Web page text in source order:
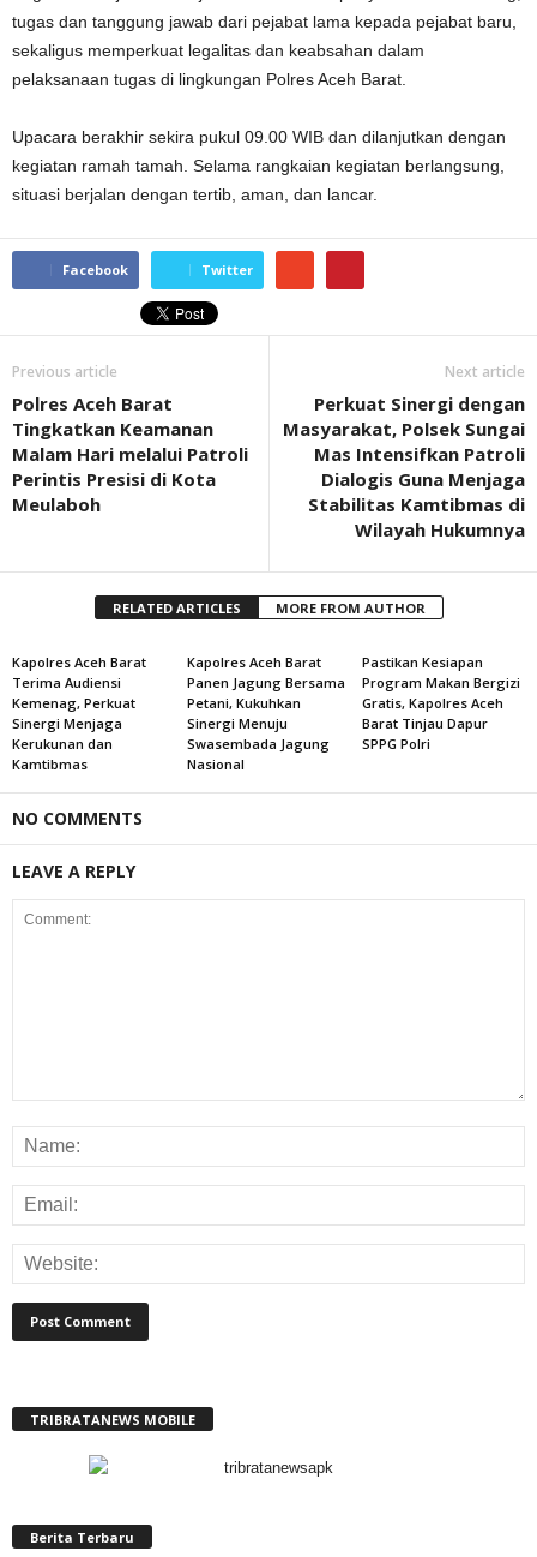
tugas dan tanggung jawab dari pejabat lama kepada pejabat baru,
sekaligus memperkuat legalitas dan keabsahan dalam
pelaksanaan tugas di lingkungan Polres Aceh Barat.
Upacara berakhir sekira pukul 09.00 WIB dan dilanjutkan dengan
kegiatan ramah tamah. Selama rangkaian kegiatan berlangsung,
situasi berjalan dengan tertib, aman, dan lancar.
Facebook Twitter
Previous article
Polres Aceh Barat
Tingkatkan Keamanan
Malam Hari melalui Patroli
Perintis Presisi di Kota
Meulaboh
Next article
Perkuat Sinergi dengan
Masyarakat, Polsek Sungai
Mas Intensifkan Patroli
Dialogis Guna Menjaga
Stabilitas Kamtibmas di
Wilayah Hukumnya
RELATED ARTICLES MORE FROM AUTHOR
Kapolres Aceh Barat
Terima Audiensi
Kemenag, Perkuat
Sinergi Menjaga
Kerukunan dan
Kamtibmas
Kapolres Aceh Barat
Panen Jagung Bersama
Petani, Kukuhkan
Sinergi Menuju
Swasembada Jagung
Nasional
Pastikan Kesiapan
Program Makan Bergizi
Gratis, Kapolres Aceh
Barat Tinjau Dapur
SPPG Polri
NO COMMENTS
LEAVE A REPLY
TRIBRATANEWS MOBILE
Berita Terbaru